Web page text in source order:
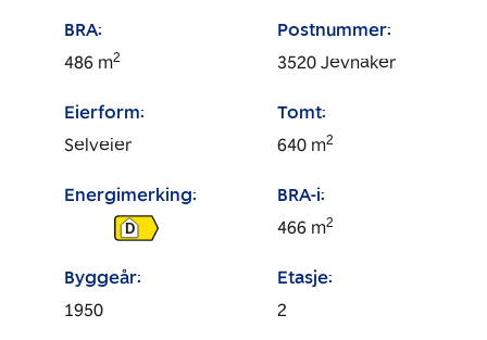
BRA:
486 m2
Postnummer:
3520 Jevnaker
Eierform:
Selveier
Tomt:
640 m2
Energimerking:
D
BRA-i:
466 m2
Byggeår:
1950
Etasje:
2